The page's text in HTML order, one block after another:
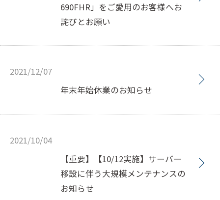
690FHR」をご愛用のお客様へお
詫びとお願い
2021/12/07
年末年始休業のお知らせ
2021/10/04
【重要】【10/12実施】サーバー
移設に伴う大規模メンテナンスの
お知らせ